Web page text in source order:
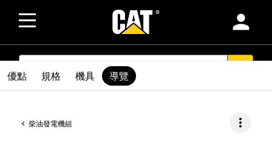
person
SEARCH
柴油發電機組 more_vert
優點 規格 機具 導覽